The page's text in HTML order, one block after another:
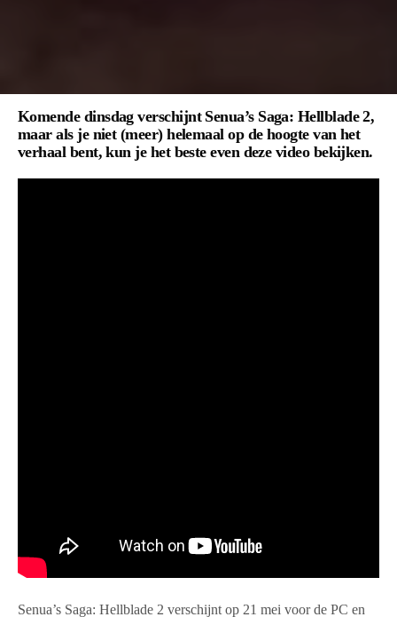
Komende dinsdag verschijnt Senua’s Saga: Hellblade 2,
maar als je niet (meer) helemaal op de hoogte van het
verhaal bent, kun je het beste even deze video bekijken.
Senua’s Saga: Hellblade 2 verschijnt op 21 mei voor de PC en